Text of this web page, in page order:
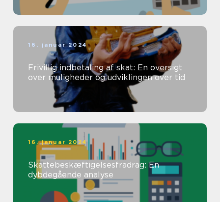
16. januar 2024
Frivillig indbetaling af skat: En oversigt
over muligheder og udviklingen over tid
16. januar 2024
Skattebeskæftigelsesfradrag: En
dybdegående analyse